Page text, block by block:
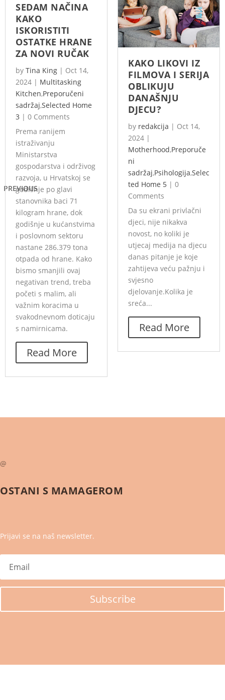
PREVIOUS
SEDAM NAČINA
KAKO
ISKORISTITI
OSTATKE HRANE
ZA NOVI RUČAK
by Tina King | Oct 14,
2024 | Multitasking
Kitchen,Preporučeni
sadržaj,Selected Home
3 | 0 Comments
Prema ranijem
istraživanju
Ministarstva
gospodarstva i održivog
razvoja, u Hrvatskoj se
godišnje po glavi
stanovnika baci 71
kilogram hrane, dok
godišnje u kućanstvima
i poslovnom sektoru
nastane 286.379 tona
otpada od hrane. Kako
bismo smanjili ovaj
negativan trend, treba
početi s malim, ali
važnim koracima u
svakodnevnom doticaju
s namirnicama.
Read More
KAKO LIKOVI IZ
FILMOVA I SERIJA
OBLIKUJU
DANAŠNJU
DJECU?
by redakcija | Oct 14,
2024 |
Motherhood,Preporuče
ni
sadržaj,Psihologija,Selec
ted Home 5 | 0
Comments
Da su ekrani privlačni
djeci, nije nikakva
novost, no koliki je
utjecaj medija na djecu
danas pitanje je koje
zahtijeva veću pažnju i
svjesno
djelovanje.Kolika je
sreća...
Read More
@
OSTANI S MAMAGEROM
Prijavi se na naš newsletter.
Subscribe